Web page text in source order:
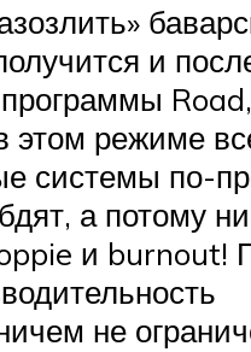
и
Road,
этом режиме
системы по-
а потому
и burnout!
не